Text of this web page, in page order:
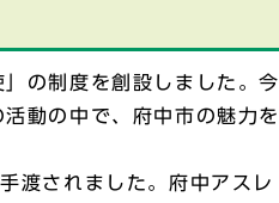
の制度を創設しました。今
動の中で、府中市の魅力を
渡されました。府中アスレ